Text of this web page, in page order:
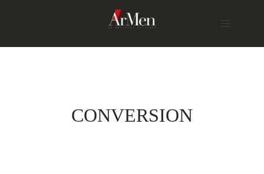
CONVERSION